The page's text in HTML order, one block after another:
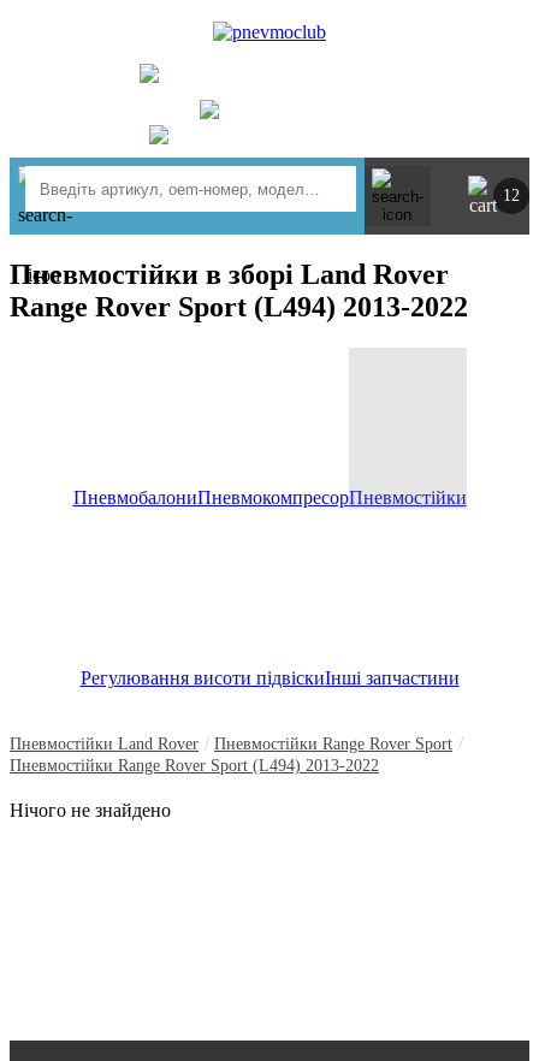
12
Пневмостійки в зборі Land Rover
Range Rover Sport (L494) 2013-2022
ПневмобалониПневмокомпресорПневмостійки
Регулювання висоти підвіскиІнші запчастини
Пневмостійки Land Rover / Пневмостійки Range Rover Sport /
Пневмостійки Range Rover Sport (L494) 2013-2022
Нічого не знайдено